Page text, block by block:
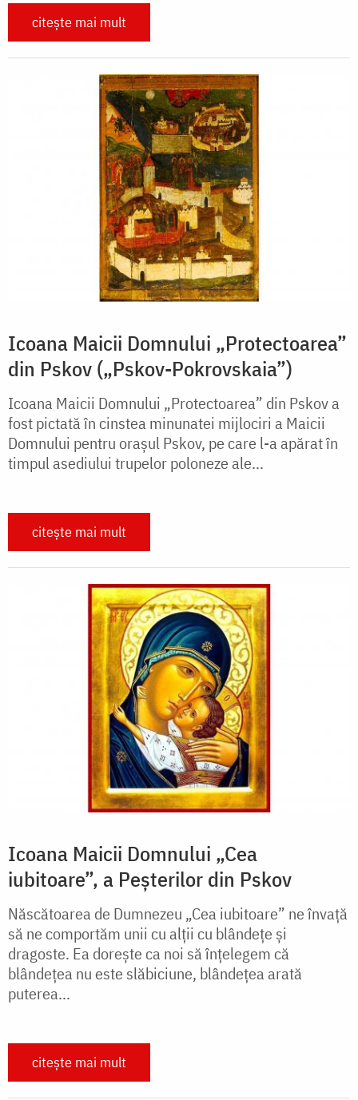
citește mai mult
Icoana Maicii Domnului „Protectoarea”
din Pskov („Pskov-Pokrovskaia”)
Icoana Maicii Domnului „Protectoarea” din Pskov a
fost pictată în cinstea minunatei mijlociri a Maicii
Domnului pentru orașul Pskov, pe care l-a apărat în
timpul asediului trupelor poloneze ale...
citește mai mult
Icoana Maicii Domnului „Cea
iubitoare”, a Peșterilor din Pskov
Născătoarea de Dumnezeu „Cea iubitoare” ne învață
să ne comportăm unii cu alții cu blândețe și
dragoste. Ea dorește ca noi să înțelegem că
blândețea nu este slăbiciune, blândețea arată
puterea...
citește mai mult